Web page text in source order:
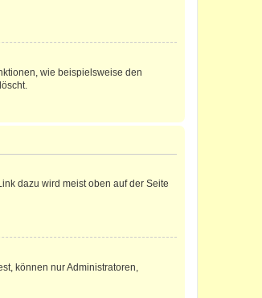
wie beispielsweise den
dazu wird meist oben auf der Seite
können nur Administratoren,